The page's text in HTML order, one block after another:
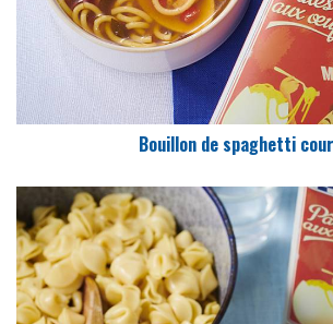
Bouillon de spaghetti